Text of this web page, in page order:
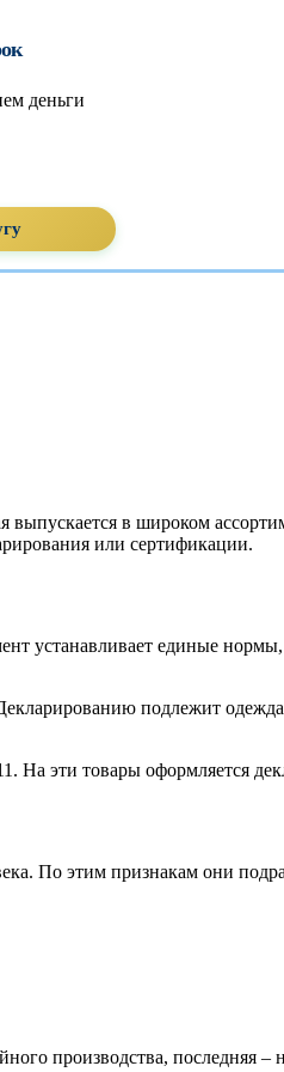
деньги
в широком
или сертификации.
устанавливает единые
подлежит
эти товары оформляется
По этим признакам они
производства, последняя –